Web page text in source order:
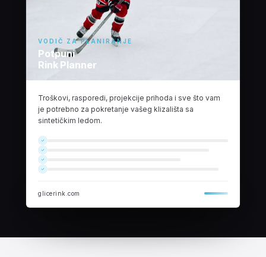
VODIČ ZA PLANIRANJE
Potpuni
Rink Planner
Troškovi, rasporedi, projekcije prihoda i sve što vam
je potrebno za pokretanje vašeg klizališta sa
sintetičkim ledom.
glicerink.com